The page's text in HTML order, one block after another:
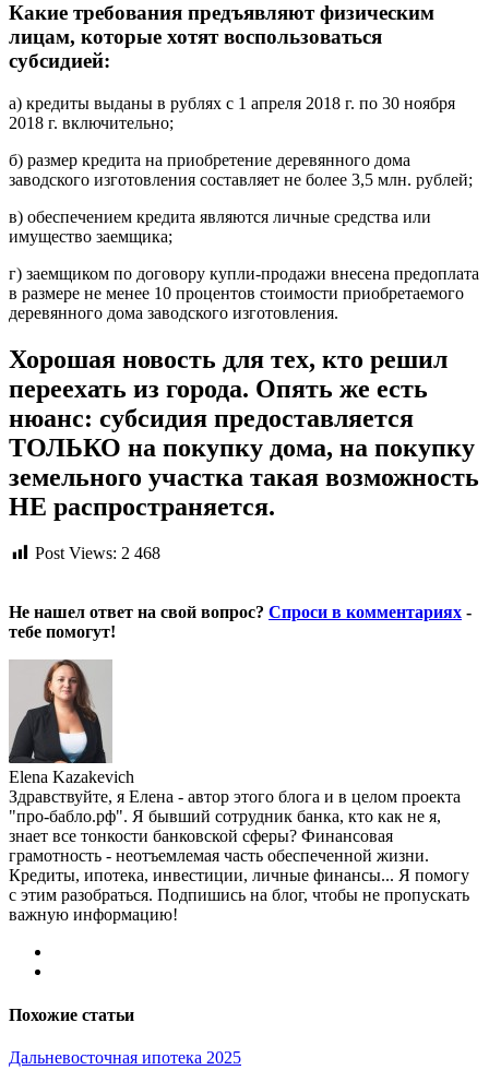
Какие требования предъявляют физическим
лицам, которые хотят воспользоваться
субсидией:
а) кредиты выданы в рублях с 1 апреля 2018 г. по 30 ноября
2018 г. включительно;
б) размер кредита на приобретение деревянного дома
заводского изготовления составляет не более 3,5 млн. рублей;
в) обеспечением кредита являются личные средства или
имущество заемщика;
г) заемщиком по договору купли-продажи внесена предоплата
в размере не менее 10 процентов стоимости приобретаемого
деревянного дома заводского изготовления.
Хорошая новость для тех, кто решил
переехать из города. Опять же есть
нюанс: субсидия предоставляется
ТОЛЬКО на покупку дома, на покупку
земельного участка такая возможность
НЕ распространяется.
Post Views: 2 468
Не нашел ответ на свой вопрос? Спроси в комментариях -
тебе помогут!
Elena Kazakevich
Здравствуйте, я Елена - автор этого блога и в целом проекта
"про-бабло.рф". Я бывший сотрудник банка, кто как не я,
знает все тонкости банковской сферы? Финансовая
грамотность - неотъемлемая часть обеспеченной жизни.
Кредиты, ипотека, инвестиции, личные финансы... Я помогу
с этим разобраться. Подпишись на блог, чтобы не пропускать
важную информацию!
Похожие статьи
Дальневосточная ипотека 2025